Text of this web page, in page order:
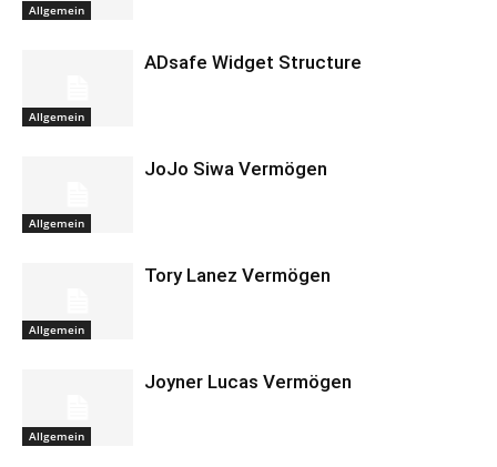
Allgemein
Allgemein
ADsafe Widget Structure
Allgemein
JoJo Siwa Vermögen
Allgemein
Tory Lanez Vermögen
Allgemein
Joyner Lucas Vermögen